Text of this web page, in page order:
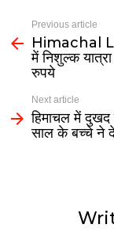
Previous article
Himachal
में निशुल्क
रुपये
Next article
हिमाचल में दुखद
साल के बच्चे ने दे